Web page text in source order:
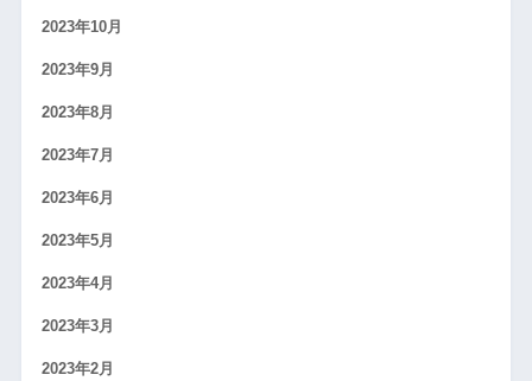
2023年10月
2023年9月
2023年8月
2023年7月
2023年6月
2023年5月
2023年4月
2023年3月
2023年2月